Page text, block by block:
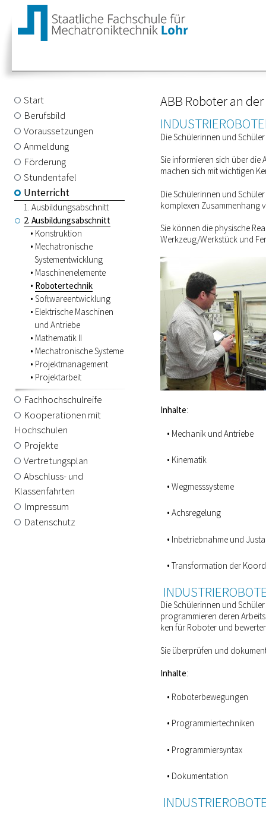
ABB Roboter an
Die Schülerinnen und
Sie informieren sich über die
machen sich mit wichtigen
Die Schülerinnen und
komplexen Zusammenhang
Sie können die physische
Werkzeug/Werkstück und
Inhalte:
Mechanik und Antriebe
Kinematik
Wegmesssysteme
Achsregelung
Inbetriebnahme und
Transformation der
Die Schülerinnen und
programmieren deren
ken für Roboter und
Sie überprüfen und
Inhalte:
Roboterbewegungen
Programmiertechniken
Programmiersyntax
Dokumentation
Start
Berufsbild
Voraussetzungen
Anmeldung
Förderung
Stundentafel
Unterricht
1. Ausbildungsabschnitt
2. Ausbildungsabschnitt
Konstruktion
Mechatronische
Systementwicklung
Maschinenelemente
Robotertechnik
Softwareentwicklung
Elektrische Maschinen
und Antriebe
Mathematik II
Mechatronische Systeme
Projektmanagement
Projektarbeit
Fachhochschulreife
Kooperationen mit
Hochschulen
Projekte
Vertretungsplan
Abschluss- und
Klassenfahrten
Impressum
Datenschutz